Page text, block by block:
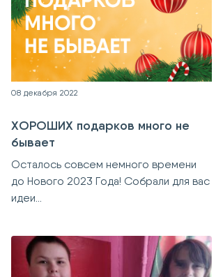
08 декабря 2022
ХОРОШИХ подарков много не
бывает
Осталось совсем немного времени
до Нового 2023 Года! Собрали для вас
идеи...